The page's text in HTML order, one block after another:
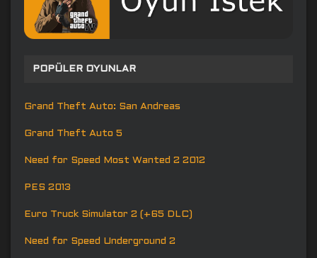
POPÜLER OYUNLAR
Grand Theft Auto: San Andreas
Grand Theft Auto 5
Need for Speed Most Wanted 2 2012
PES 2013
Euro Truck Simulator 2 (+65 DLC)
Need for Speed Underground 2